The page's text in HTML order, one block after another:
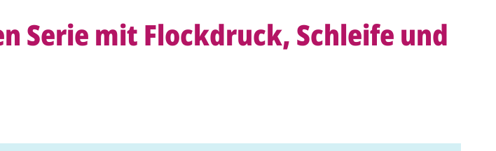
Serie mit Flockdruck, Schleife und